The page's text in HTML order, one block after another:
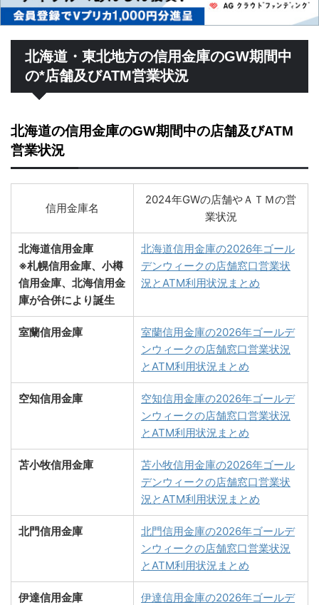
北海道・東北地方の信用金庫のGW期間中
の*店舗及びATM営業状況
北海道の信用金庫のGW期間中の店舗及びATM
営業状況
信用金庫名
2024年GWの店舗やＡＴＭの営
業状況
北海道信用金庫
※札幌信用金庫、小樽
信用金庫、北海信用金
庫が合併により誕生
北海道信用金庫の2026年ゴール
デンウィークの店舗窓口営業状
況とATM利用状況まとめ
室蘭信用金庫
室蘭信用金庫の2026年ゴールデ
ンウィークの店舗窓口営業状況
とATM利用状況まとめ
空知信用金庫
空知信用金庫の2026年ゴールデ
ンウィークの店舗窓口営業状況
とATM利用状況まとめ
苫小牧信用金庫
苫小牧信用金庫の2026年ゴール
デンウィークの店舗窓口営業状
況とATM利用状況まとめ
北門信用金庫
北門信用金庫の2026年ゴールデ
ンウィークの店舗窓口営業状況
とATM利用状況まとめ
伊達信用金庫
伊達信用金庫の2026年ゴールデ